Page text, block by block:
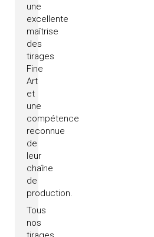
une
excellente
maîtrise
des
tirages
Fine
Art
et
une
compétence
reconnue
de
leur
chaîne
de
production.
Tous
nos